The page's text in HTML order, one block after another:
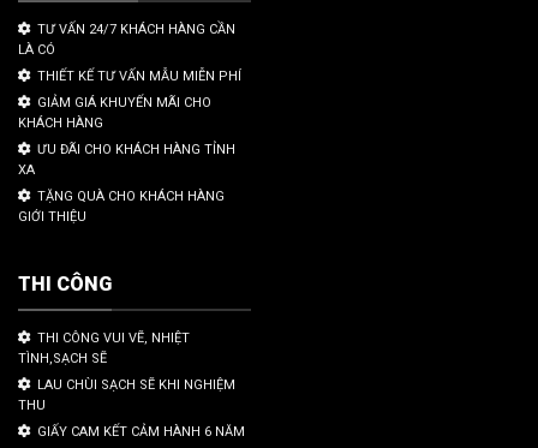
TƯ VẤN 24/7 KHÁCH HÀNG CẦN
LÀ CÓ
THIẾT KẾ TƯ VẤN MẪU MIỄN PHÍ
GIẢM GIÁ KHUYẾN MÃI CHO
KHÁCH HÀNG
ƯU ĐÃI CHO KHÁCH HÀNG TỈNH
XA
TẶNG QUÀ CHO KHÁCH HÀNG
GIỚI THIỆU
THI CÔNG
THI CÔNG VUI VẼ, NHIỆT
TÌNH,SẠCH SẼ
LAU CHÙI SẠCH SẼ KHI NGHIỆM
THU
GIẤY CAM KẾT CẢM HÀNH 6 NĂM